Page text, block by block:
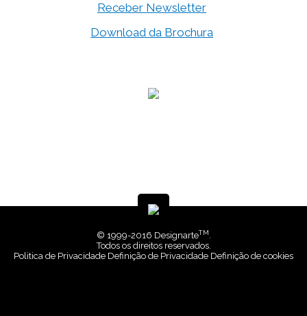
Receber Newsletter
Download da Brochura
© 1999-2016 DesignarteTM.
Todos os direitos reservados.
Politica de Privacidade Definição de Privacidade Definição de cookies